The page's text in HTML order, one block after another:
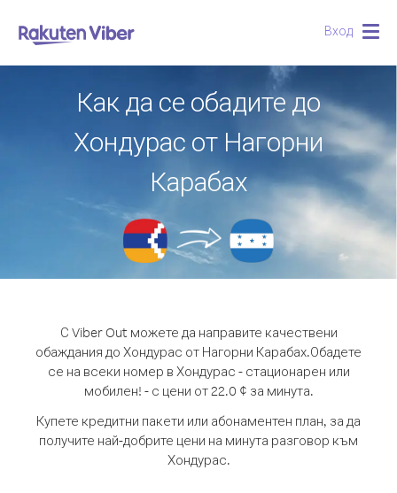
Вход
Как да се обадите до
Хондурас от Нагорни
Карабах
С Viber Out можете да направите качествени
обаждания до Хондурас от Нагорни Карабах.Обадете
се на всеки номер в Хондурас - стационарен или
мобилен! - с цени от 22.0 ¢ за минута.
Купете кредитни пакети или абонаментен план, за да
получите най-добрите цени на минута разговор към
Хондурас.